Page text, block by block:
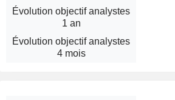
Évolution objectif analystes
1 an
Évolution objectif analystes
4 mois